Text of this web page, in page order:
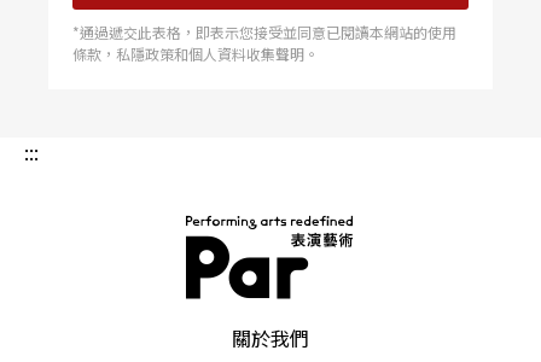
*通過遞交此表格，即表示您接受並同意已閱讀本網站的使用
條款，私隱政策和個人資料收集聲明。
:::
關於我們